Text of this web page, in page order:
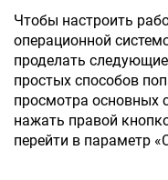
Чтобы настроить
операционной
проделать
простых способов
просмотра основных
нажать правой
перейти в параметр